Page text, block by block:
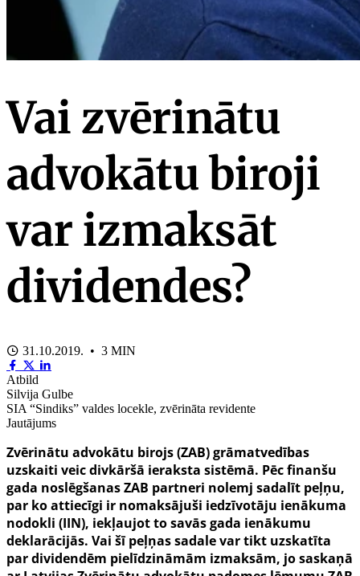
Vai zvērinātu
advokātu biroji
var izmaksāt
dividendes?
31.10.2019. • 3 MIN
Atbild
Silvija Gulbe
SIA “Sindiks” valdes locekle, zvērināta revidente
Jautājums
Zvērinātu advokātu birojs (ZAB) grāmatvedības
uzskaiti veic divkāršā ieraksta sistēmā. Pēc finanšu
gada noslēgšanas ZAB partneri nolemj sadalīt peļņu,
par ko attiecīgi ir nomaksājuši iedzīvotāju ienākuma
nodokli (IIN), iekļaujot to savās gada ienākumu
deklarācijās. Vai šī peļņas sadale var tikt uzskatīta
par dividendēm pielīdzināmām izmaksām, jo saskaņā